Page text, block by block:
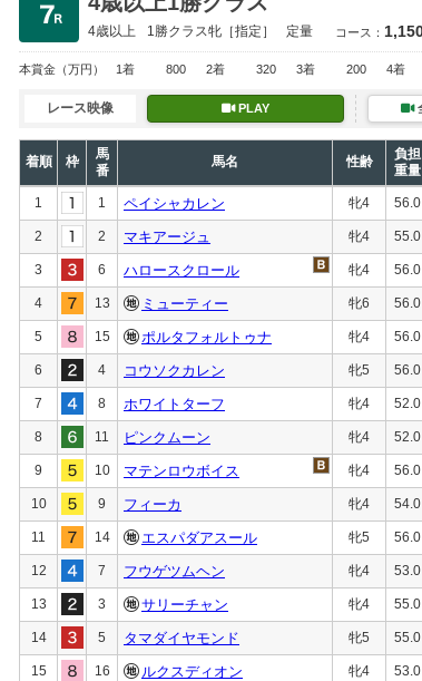
4歳以上 1勝クラス牝［指定］ 定量 コース：
本賞金 （万円） 1着 800 2着 320 3着 200 4着
レース映像 PLAY
着順 枠
馬
番
馬名 性齢
負担
重量
1 1 ペイシャカレン 牝4 56.0
2 2 マキアージュ 牝4 55.0
3 6 ハロースクロール 牝4 56.0
4 13 ミューティー 牝6 56.0
5 15 ポルタフォルトゥナ 牝4 56.0
6 4 コウソクカレン 牝5 56.0
7 8 ホワイトターフ 牝4 52.0
8 11 ピンクムーン 牝4 52.0
9 10 マテンロウボイス 牝4 56.0
10 9 フィーカ 牝4 54.0
11 14 エスパダアスール 牝5 56.0
12 7 フウゲツムヘン 牝4 53.0
13 3 サリーチャン 牝4 55.0
14 5 タマダイヤモンド 牝5 55.0
15 16 ルクスディオン 牝4 53.0